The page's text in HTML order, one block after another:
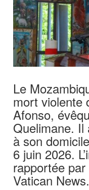
Le
mort violente
Afonso,
Quelimane.
à son
6 juin 2026.
rapportée
Vatican News.